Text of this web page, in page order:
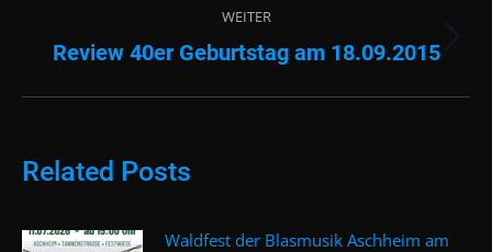
WEITER
Nächster
Review 40er Geburtstag am 18.09.2015
Related Posts
Waldfest der Blasmusik Aschheim am